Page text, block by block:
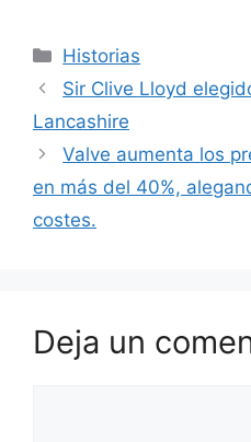
Categorías
Historias
Sir Clive Lloyd
Lancashire
Valve aumenta los
en más del 40%,
costes.
Deja un